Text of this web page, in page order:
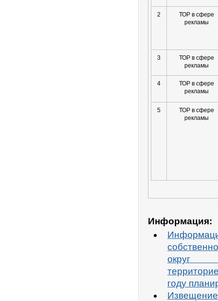
2
ТОР в сфере
рекламы
3
ТОР в сфере
рекламы
4
ТОР в сфере
рекламы
5
ТОР в сфере
рекламы
Информация:
округ
году